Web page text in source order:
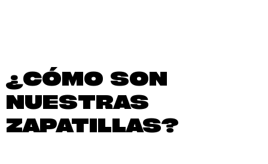
¿CÓMO SON
NUESTRAS
ZAPATILLAS?